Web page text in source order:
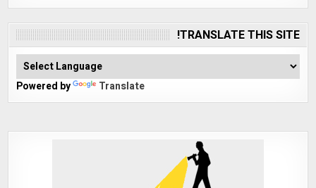
TRANSLATE THIS SITE!
Powered by Translate